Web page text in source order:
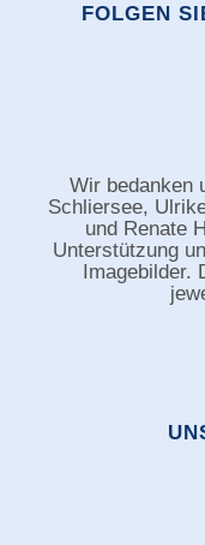
FOLGEN
Wir bedanken
Schliersee,
und Renate
Unterstützung
Imagebilder.